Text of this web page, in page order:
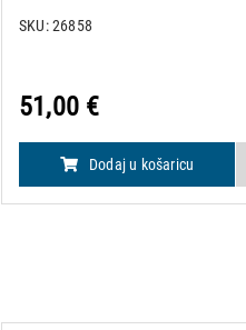
SKU: 26858
51,00 €
Dodaj u košaricu